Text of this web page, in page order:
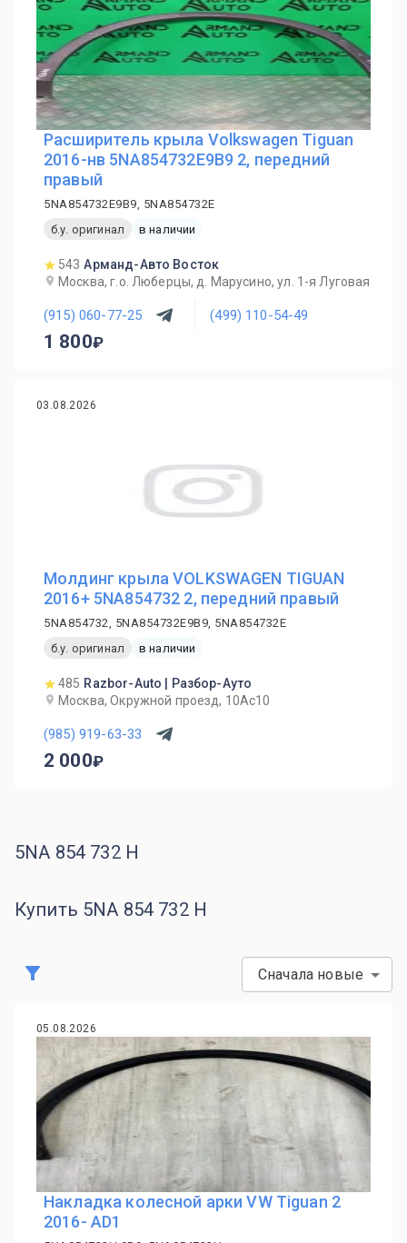
Расширитель крыла Volkswagen Tiguan
2016-нв 5NA854732E9B9 2, передний
правый
5NA854732E9B9, 5NA854732E
б.у. оригинал
в наличии
543 Арманд-Авто Восток
Москва, г.о. Люберцы, д. Марусино, ул. 1-я Луговая
(915) 060-77-25 (499) 110-54-49
1 800
03.08.2026
Молдинг крыла VOLKSWAGEN TIGUAN
2016+ 5NA854732 2, передний правый
5NA854732, 5NA854732E9B9, 5NA854732E
б.у. оригинал
в наличии
485 Razbor-Auto | Разбор-Ауто
Москва, Окружной проезд, 10Ас10
(985) 919-63-33
2 000
5NA 854 732 H
Купить 5NA 854 732 H
Сначала новые
05.08.2026
Накладка колесной арки VW Tiguan 2
2016- AD1